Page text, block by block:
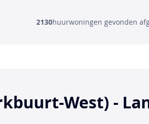
2130huurwoningen gevonden
West) -